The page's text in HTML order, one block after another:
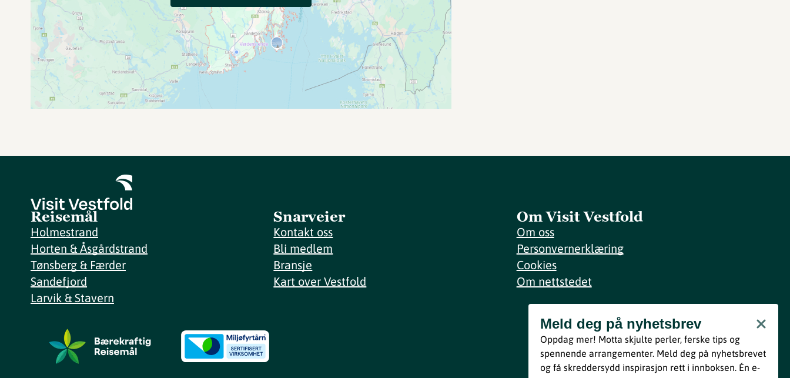
Reisemål
Holmestrand
Horten & Åsgårdstrand
Tønsberg & Færder
Sandefjord
Larvik & Stavern
Snarveier
Kontakt oss
Bli medlem
Bransje
Kart over Vestfold
Om Visit Vestfold
Om oss
Personvernerklæring
Cookies
Om nettstedet
Meld deg på nyhetsbrev
Bli med
Ved å melde deg inn godtar du våre vilkår i henhold til vår
Meld deg på nyhetsbrev
Oppdag mer! Motta skjulte perler, ferske tips og
spennende arrangementer. Meld deg på nyhetsbrevet
og få skreddersydd inspirasjon rett i innboksen. Én e-